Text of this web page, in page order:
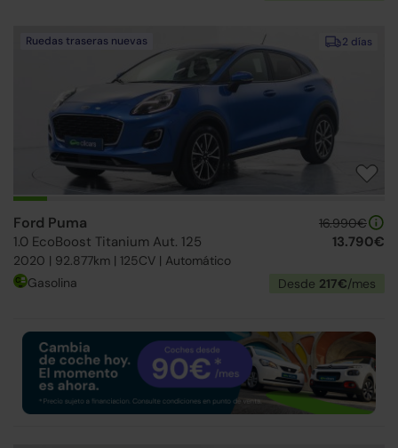
2 días
Ruedas traseras nuevas
Ford Puma
1.0 EcoBoost Titanium Aut. 125
2020 | 92.877km | 125CV | Automático
16.990€
13.790€
Gasolina Desde 217€/mes